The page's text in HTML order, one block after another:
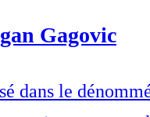
Gagovic
dans le